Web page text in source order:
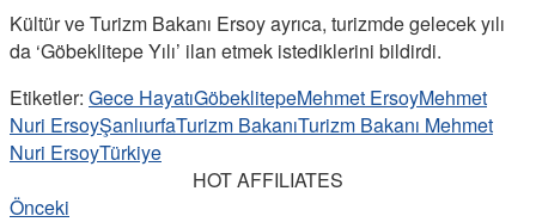
Kültür ve Turizm Bakanı Ersoy ayrıca, turizmde gelecek yılı
da ‘Göbeklitepe Yılı’ ilan etmek istediklerini bildirdi.
Etiketler: Gece HayatıGöbeklitepeMehmet ErsoyMehmet
Nuri ErsoyŞanlıurfaTurizm BakanıTurizm Bakanı Mehmet
Nuri ErsoyTürkiye
HOT AFFILIATES
Önceki